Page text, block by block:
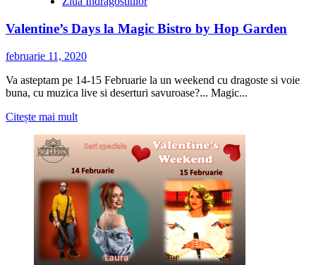
Valentine’s Days la Magic Bistro by Hop Garden
februarie 11, 2020
Va asteptam pe 14-15 Februarie la un weekend cu dragoste si voie
buna, cu muzica live si deserturi savuroase?... Magic...
Citește mai multCitește
multe
despre
Valentine’s
Days
la
Magic
Bistro
by
Hop
Garden